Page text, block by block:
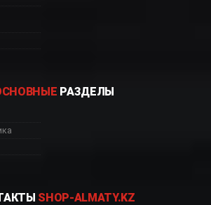
РАЗДЕЛЫ
SHOP-ALMATY.KZ